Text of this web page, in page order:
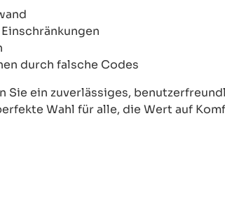
durch falsche Codes
ein zuverlässiges,
Wahl für alle, die Wert auf